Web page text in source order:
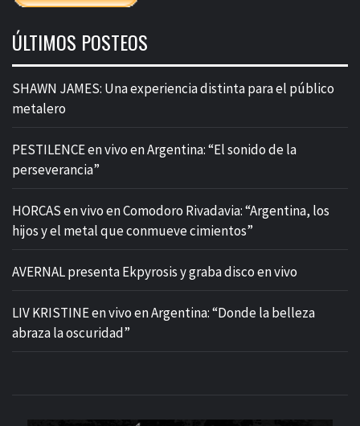
ÚLTIMOS POSTEOS
SHAWN JAMES: Una experiencia distinta para el público
metalero
PESTILENCE en vivo en Argentina: “El sonido de la
perseverancia”
HORCAS en vivo en Comodoro Rivadavia: “Argentina, los
hijos y el metal que conmueve cimientos”
AVERNAL presenta Ekpyrosis y graba disco en vivo
LIV KRISTINE en vivo en Argentina: “Donde la belleza
abraza la oscuridad”